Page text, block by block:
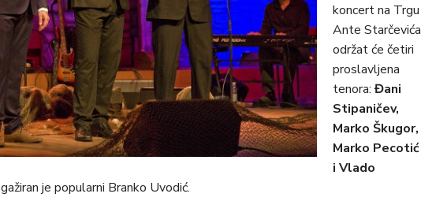
koncert na Trgu
Ante Starčevića
održat će četiri
proslavljena
tenora:Đani
Stipaničev,
Marko Škugor,
Marko Pecotić
i Vlado
je popularni Branko Uvodić.